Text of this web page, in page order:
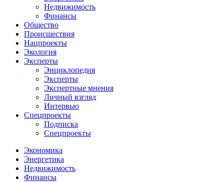
Недвижимость
Финансы
Общество
Происшествия
Нацпроекты
Экология
Эксперты
Энциклопедия
Эксперты
Экспертные мнения
Личный взгляд
Интервью
Спецпроекты
Подписка
Спецпроекты
Экономика
Энергетика
Недвижимость
Финансы